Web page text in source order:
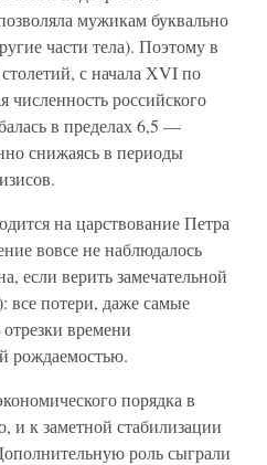
мужикам буквально
части тела). Поэтому в
с начала ХVI по
российского
в пределах 6,5 —
снижаясь в периоды
на царствование Петра
вовсе не наблюдалось
если верить замечательной
все потери, даже самые
времени
рождаемостью.
порядка в
и к заметной стабилизации
роль сыграли